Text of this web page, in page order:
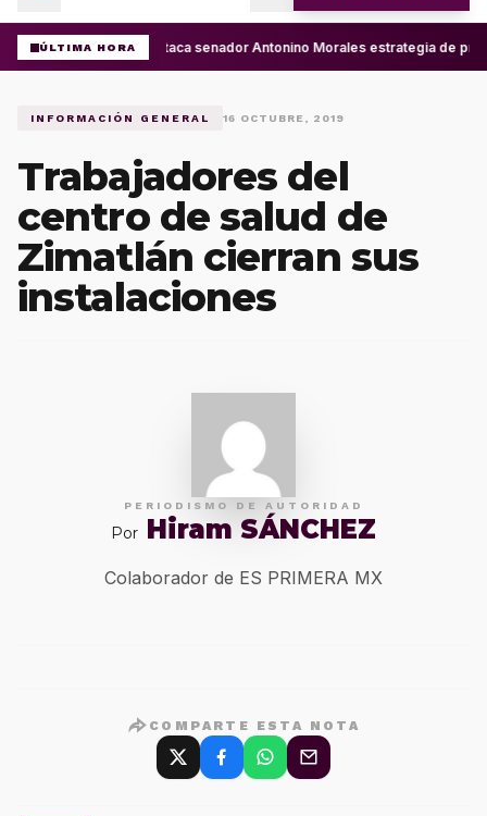
ÚLTIMA HORA Destaca senador Antonino Morales estrategia de
INFORMACIÓN GENERAL 16 OCTUBRE, 2019
Trabajadores del
centro de salud de
Zimatlán cierran sus
instalaciones
PERIODISMO DE AUTORIDAD
Por Hiram SÁNCHEZ
Colaborador de ES PRIMERA MX
COMPARTE ESTA NOTA